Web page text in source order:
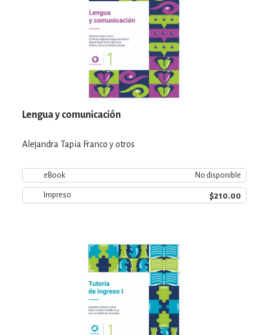
Lengua y comunicación
Alejandra Tapia Franco y otros
eBook No disponible
Impreso $210.00